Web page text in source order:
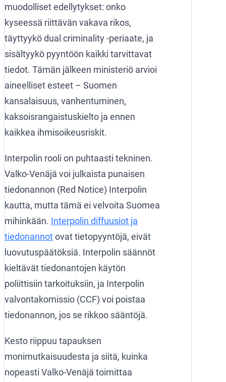
muodolliset edellytykset: onko
kyseessä riittävän vakava rikos,
täyttyykö dual criminality -periaate, ja
sisältyykö pyyntöön kaikki tarvittavat
tiedot. Tämän jälkeen ministeriö arvioi
aineelliset esteet – Suomen
kansalaisuus, vanhentuminen,
kaksoisrangaistuskielto ja ennen
kaikkea ihmisoikeusriskit.
Interpolin rooli on puhtaasti tekninen.
Valko-Venäjä voi julkaista punaisen
tiedonannon (Red Notice) Interpolin
kautta, mutta tämä ei velvoita Suomea
mihinkään. Interpolin diffuusiot ja
tiedonannotovat tietopyyntöjä, eivät
luovutuspäätöksiä. Interpolin säännöt
kieltävät tiedonantojen käytön
poliittisiin tarkoituksiin, ja Interpolin
valvontakomissio (CCF) voi poistaa
tiedonannon, jos se rikkoo sääntöjä.
Kesto riippuu tapauksen
monimutkaisuudesta ja siitä, kuinka
nopeasti Valko-Venäjä toimittaa